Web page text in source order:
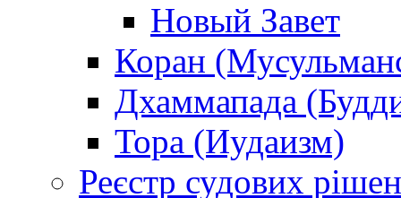
Новый Завет
Коран
Дхаммапада
Тора (Иудаизм)
Реєстр судових